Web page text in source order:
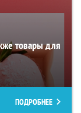
товары для
ПОДРОБНЕЕ